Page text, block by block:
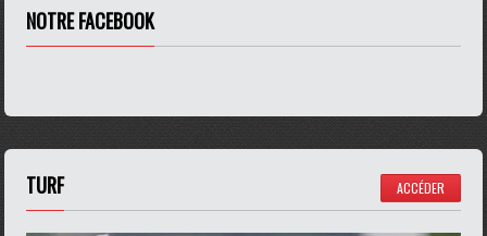
NOTRE FACEBOOK
TURF ACCÉDER